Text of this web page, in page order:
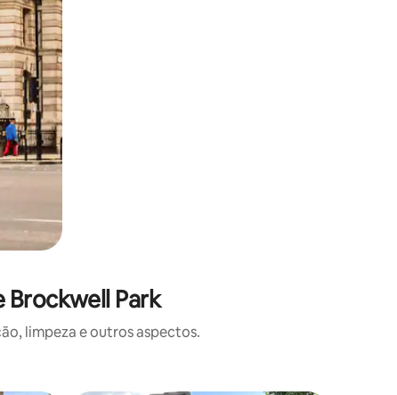
Brockwell Park
limpeza e outros aspectos.